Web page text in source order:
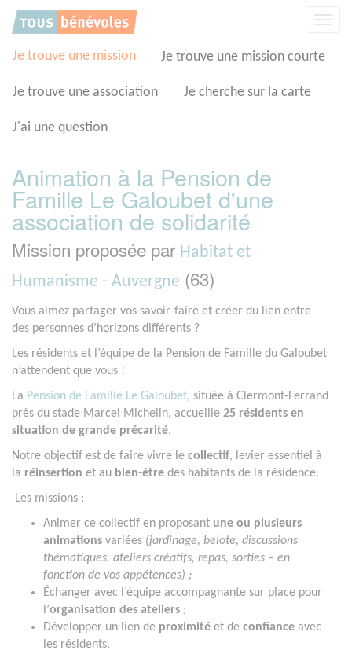
Je trouve une mission Je trouve une mission courte
Je trouve une association Je cherche sur la carte
J'ai une question
Animation à la Pension de
Famille Le Galoubet d'une
association de solidarité
Mission proposée par Habitat et
Humanisme - Auvergne (63)
Vous aimez partager vos savoir-faire et créer du lien entre
des personnes d’horizons différents ?
Les résidents et l’équipe de la Pension de Famille du Galoubet
n’attendent que vous !
La Pension de Famille Le Galoubet, située à Clermont-Ferrand
près du stade Marcel Michelin, accueille 25 résidents en
situation de grande précarité.
Notre objectif est de faire vivre le collectif, levier essentiel à
la réinsertion et au bien-être des habitants de la résidence.
Les missions :
Animer ce collectif en proposant une ou plusieurs
animations variées (jardinage, belote, discussions
thématiques, ateliers créatifs, repas, sorties – en
fonction de vos appétences) ;
Échanger avec l’équipe accompagnante sur place pour
l’organisation des ateliers ;
Développer un lien de proximité et de confiance avec
les résidents.
Panneau de gestion des cookies